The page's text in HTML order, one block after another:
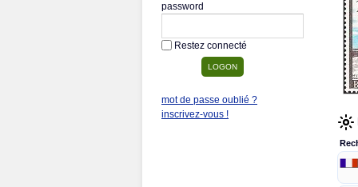
password
Restez connecté
mot de passe oublié ?
inscrivez-vous !